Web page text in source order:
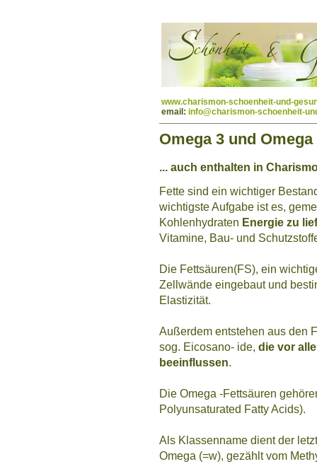
www.charismon-schoenheit-und-
email: info@charismon-schoenheit-
Omega 3 und
... auch enthalten in
Fette sind ein wichtiger
wichtigste Aufgabe ist es,
Kohlenhydraten Energie zu
Vitamine, Bau- und
Die Fettsäuren(FS), ein
Zellwände eingebaut und
Elastizität.
Außerdem entstehen aus den
sog. Eicosano- ide, die vor
beeinflussen.
Die Omega -Fettsäuren
Polyunsaturated Fatty Acids).
Als Klassenname dient der
Omega (=w), gezählt vom